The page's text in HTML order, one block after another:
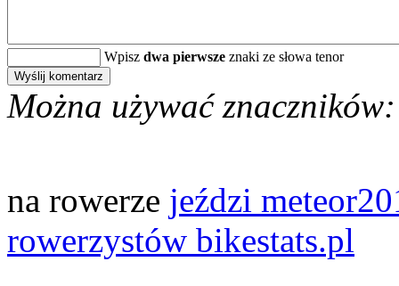
Wpisz dwa pierwsze znaki ze słowa tenor
Można używać znaczników:
na rowerze jeździ
rowerzystów bikestats.pl